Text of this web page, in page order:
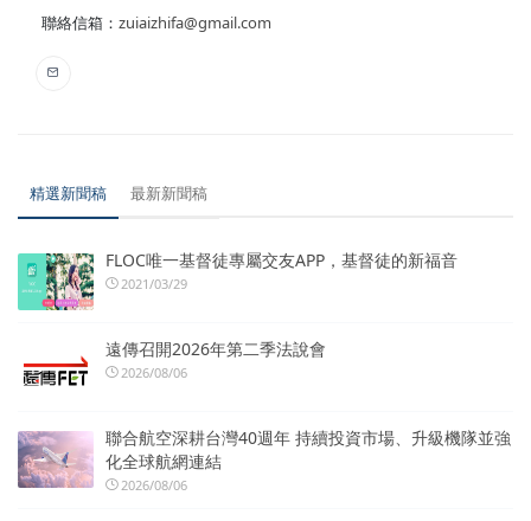
聯絡信箱： zuiaizhifa@gmail.com
精選新聞稿 最新新聞稿
FLOC唯一基督徒專屬交友APP，基督徒的新福音
2021/03/29
遠傳召開2026年第二季法說會
2026/08/06
聯合航空深耕台灣40週年 持續投資市場、升級機隊並強
化全球航網連結
2026/08/06